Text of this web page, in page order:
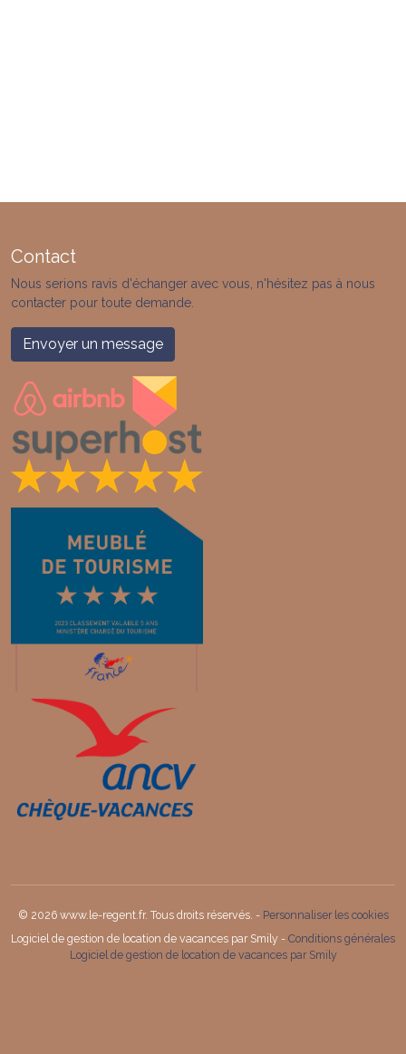
Contact
Nous serions ravis d'échanger avec vous, n'hésitez pas à nous
contacter pour toute demande.
Envoyer un message
© 2026 www.le-regent.fr. Tous droits réservés. - Personnaliser les cookies
Logiciel de gestion de location de vacances par Smily - Conditions générales
Logiciel de gestion de location de vacances par Smily